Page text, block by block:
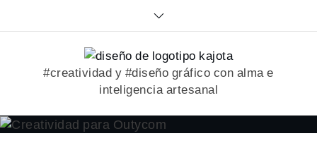
#creatividad y #diseño gráfico con alma e
inteligencia artesanal